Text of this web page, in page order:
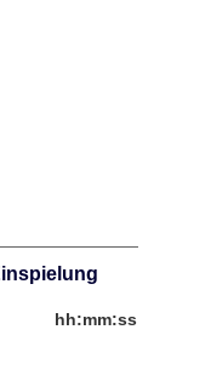
hh:mm:ss